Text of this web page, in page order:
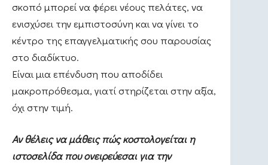
σκοπό μπορεί να φέρει νέους πελάτες, να
ενισχύσει την εμπιστοσύνη και να γίνει το
κέντρο της επαγγελματικής σου παρουσίας
στο διαδίκτυο.
Είναι μια επένδυση που αποδίδει
μακροπρόθεσμα, γιατί στηρίζεται στην αξία,
όχι στην τιμή.
Αν θέλεις να μάθεις πώς κοστολογείται η
ιστοσελίδα που ονειρεύεσαι για την